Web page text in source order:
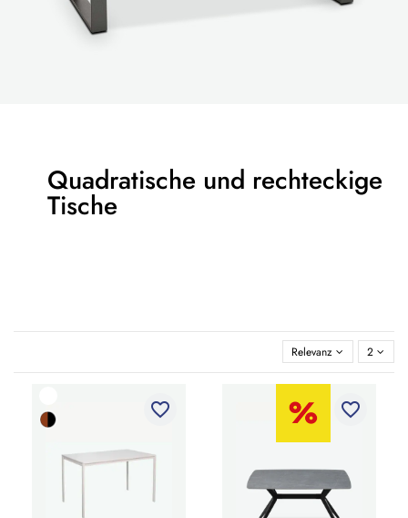
Quadratische und rechteckige
Tische
Relevanz 2
favorite_border favorite_border